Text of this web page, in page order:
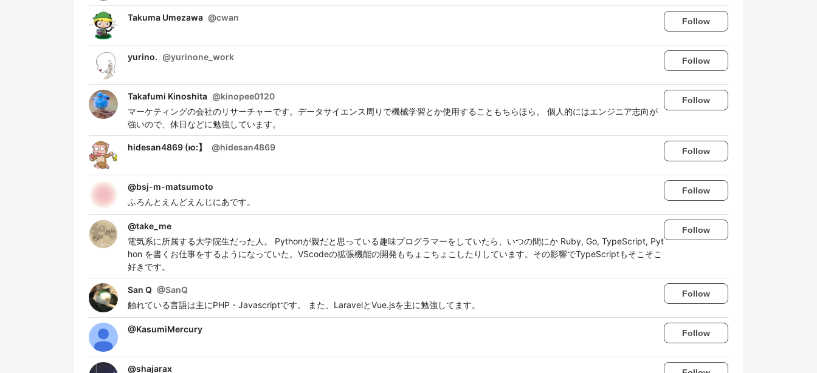
Takuma Umezawa @cwan Follow
yurino. @yurinone_work Follow
Takafumi Kinoshita @kinopee0120
マーケティングの会社のリサーチャーです。データサイエンス周りで機械学習とか使用することもちらほら。 個人的にはエンジニア志向が
強いので、休日などに勉強しています。
Follow
hidesan4869 (ю:】 @hidesan4869 Follow
@bsj-m-matsumoto
ふろんとえんどえんじにあです。
Follow
@take_me
電気系に所属する大学院生だった人。 Pythonが親だと思っている趣味プログラマーをしていたら、いつの間にか Ruby, Go, TypeScript, Pyt
hon を書くお仕事をするようになっていた。VScodeの拡張機能の開発もちょこちょこしたりしています。その影響でTypeScriptもそこそこ
好きです。
Follow
San Q @SanQ
触れている言語は主にPHP・Javascriptです。 また、LaravelとVue.jsを主に勉強してます。
Follow
@KasumiMercury Follow
@shajarax